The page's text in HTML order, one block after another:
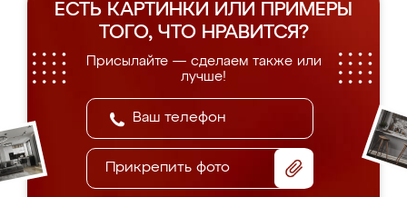
ЕСТЬ КАРТИНКИ ИЛИ ПРИМЕРЫ
ТОГО, ЧТО НРАВИТСЯ?
Присылайте — сделаем также или
лучше!
Прикрепить фото